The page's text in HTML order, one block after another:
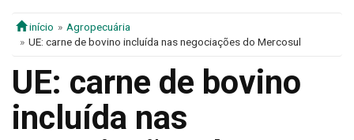
início
Agropecuária
UE: carne de bovino incluída nas negociações do Mercosul
UE: carne de bovino
incluída nas